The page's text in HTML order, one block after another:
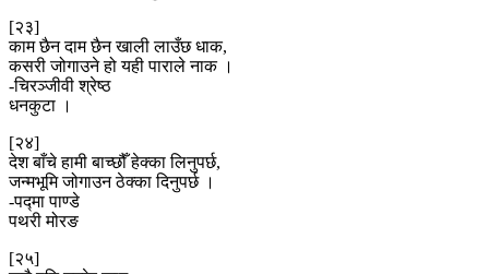
[२३]
काम छैन दाम छैन खाली लाउँछ धाक,
कसरी जोगाउने हो यही पाराले नाक ।
-चिरञ्जीवी श्रेष्ठ
धनकुटा ।
[२४]
देश बाँचे हामी बाच्छौँ हेक्का लिनुपर्छ,
जन्मभूमि जोगाउन ठेक्का दिनुपर्छ ।
-पद्मा पाण्डे
पथरी मोरङ
[२५]